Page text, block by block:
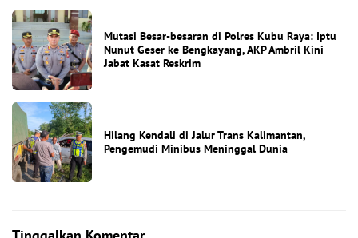
Mutasi Besar-besaran di Polres Kubu Raya: Iptu
Nunut Geser ke Bengkayang, AKP Ambril Kini
Jabat Kasat Reskrim
Hilang Kendali di Jalur Trans Kalimantan,
Pengemudi Minibus Meninggal Dunia